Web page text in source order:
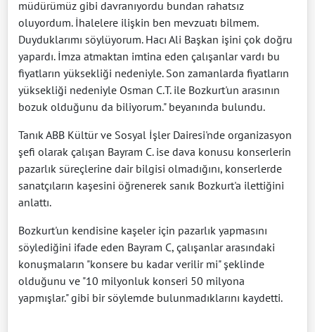
müdürümüz gibi davranıyordu bundan rahatsız
oluyordum. İhalelere ilişkin ben mevzuatı bilmem.
Duyduklarımı söylüyorum. Hacı Ali Başkan işini çok doğru
yapardı. İmza atmaktan imtina eden çalışanlar vardı bu
fiyatların yüksekliği nedeniyle. Son zamanlarda fiyatların
yüksekliği nedeniyle Osman C.T. ile Bozkurt'un arasının
bozuk olduğunu da biliyorum." beyanında bulundu.
Tanık ABB Kültür ve Sosyal İşler Dairesi'nde organizasyon
şefi olarak çalışan Bayram C. ise dava konusu konserlerin
pazarlık süreçlerine dair bilgisi olmadığını, konserlerde
sanatçıların kaşesini öğrenerek sanık Bozkurt'a ilettiğini
anlattı.
Bozkurt'un kendisine kaşeler için pazarlık yapmasını
söylediğini ifade eden Bayram C, çalışanlar arasındaki
konuşmaların "konsere bu kadar verilir mi" şeklinde
olduğunu ve "10 milyonluk konseri 50 milyona
yapmışlar." gibi bir söylemde bulunmadıklarını kaydetti.